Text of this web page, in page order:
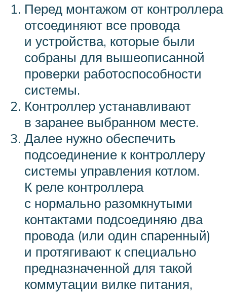
Перед монтажом от контроллера
отсоединяют все провода
и устройства, которые были
собраны для вышеописанной
проверки работоспособности
системы.
Контроллер устанавливают
в заранее выбранном месте.
Далее нужно обеспечить
подсоединение к контроллеру
системы управления котлом.
К реле контроллера
с нормально разомкнутыми
контактами подсоединяю два
провода (или один спаренный)
и протягивают к специально
предназначенной для такой
коммутации вилке питания,